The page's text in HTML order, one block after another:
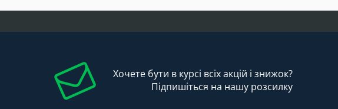
Хочете бути в курсі всіх акцій і знижок?
Підпишіться на нашу розсилку